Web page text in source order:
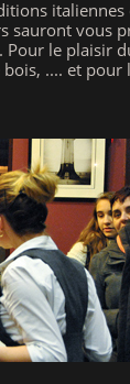
italiennes
sauront vous
Pour le plaisir
.... et pour